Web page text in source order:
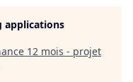
applications
12 mois - projet